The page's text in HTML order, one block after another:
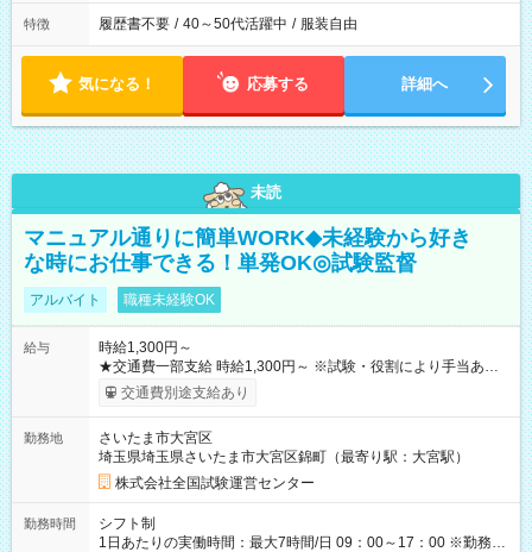
特徴 履歴書不要 / 40～50代活躍中 / 服装自由
気になる！ 応募する 詳細へ
未読
マニュアル通りに簡単WORK◆未経験から好き
な時にお仕事できる！単発OK◎試験監督
アルバイト 職種未経験OK
給与
時給1,300円～
★交通費一部支給 時給1,300円～ ※試験・役割により手当あり
※勤務回数により昇給あり 【即給（前払い）オプションあ
り！】 希望される場合、勤務から1週間ほどで給与の一部を受け
例】 ・河合塾模擬試験 8:30～17:30（休憩1時間） 時給1,300円
×8時間＝日収10,400円＋交通費 ※当日の役割により時給＋100
円の場合あり ・国家試験 7:00～13:30（休憩なし） 時給1,300
円（役割手当＋100円）×6時間＝日収8,400円＋交通費 【試用期
間】試用期間なし
交通費別途支給あり
勤務地
さいたま市大宮区
埼玉県埼玉県さいたま市大宮区錦町（最寄り駅：大宮駅）
株式会社全国試験運営センター
勤務時間
シフト制
1日あたりの実働時間：最大7時間/日 09：00～17：00 ※勤務時